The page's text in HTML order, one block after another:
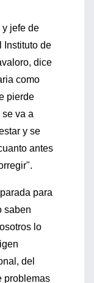
y jefe de
Instituto de
dice
como
pierde
va a
y se
antes
para
saben
lo
del
problemas